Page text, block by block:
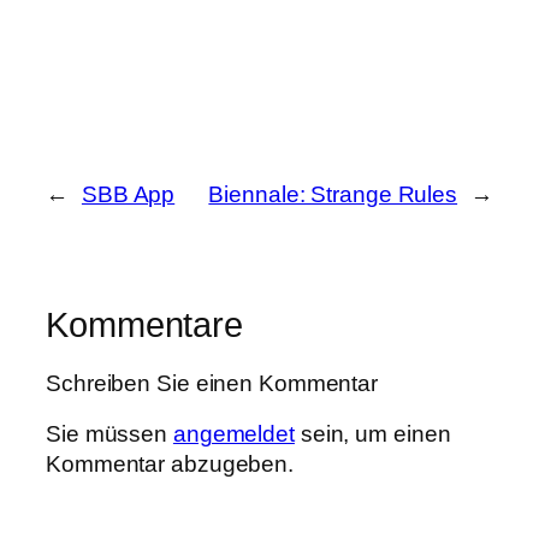
← SBB App Biennale: Strange Rules →
Kommentare
Schreiben Sie einen Kommentar
Sie müssen angemeldetsein, um einen
Kommentar abzugeben.